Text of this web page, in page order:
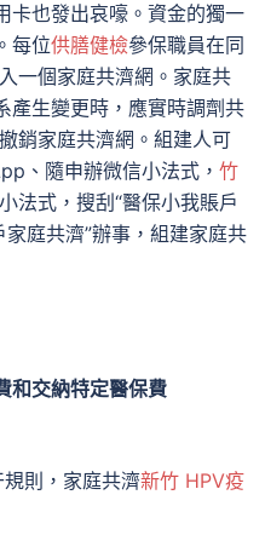
卡也發出哀嚎。資金的獨一
每位供膳健檢參保職員在同
一個家庭共濟網。家庭共
產生變更時，應實時調劑共
銷家庭共濟網。組建人可
、隨申辦微信小法式， 竹
法式，搜刮“醫保小我賬戶
庭共濟”辦事，組建家庭共
和交納特定醫保費
則，家庭共濟新竹 HPV疫